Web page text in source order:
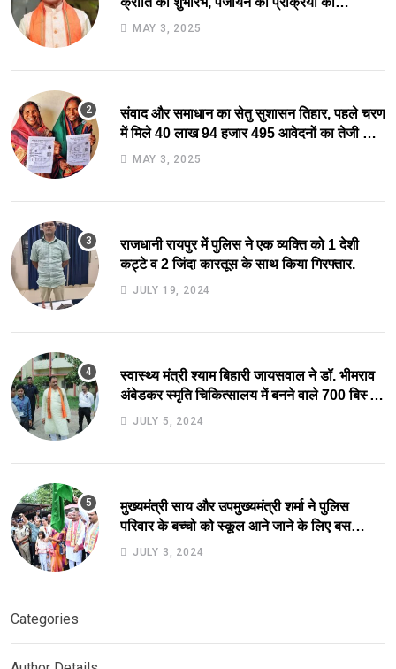
सरलीकरण कर 10 दिन का काम अब 10 मिनट में..
MAY 3, 2025
संवाद और समाधान का सेतु सुशासन तिहार, पहले चरण
में मिले 40 लाख 94 हजार 495 आवेदनों का तेजी से
निराकरण की ओर.
MAY 3, 2025
राजधानी रायपुर में पुलिस ने एक व्यक्ति को 1 देशी
कट्टे व 2 जिंदा कारतूस के साथ किया गिरफ्तार.
JULY 19, 2024
स्वास्थ्य मंत्री श्याम बिहारी जायसवाल ने डॉ. भीमराव
अंबेडकर स्मृति चिकित्सालय में बनने वाले 700 बिस्तर
अस्पताल का किया स्थल निरीक्षण.
JULY 5, 2024
मुख्यमंत्री साय और उपमुख्यमंत्री शर्मा ने पुलिस
परिवार के बच्चो को स्कूल आने जाने के लिए बस
सुविधा को हरी झंडी दिखाकर कर किया आरंभ.
JULY 3, 2024
Categories